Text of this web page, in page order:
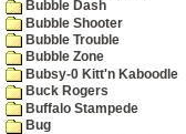
Bubble Dash
Bubble Shooter
Bubble Trouble
Bubble Zone
Bubsy-0 Kitt'n Kaboodle
Buck Rogers
Buffalo Stampede
Bug